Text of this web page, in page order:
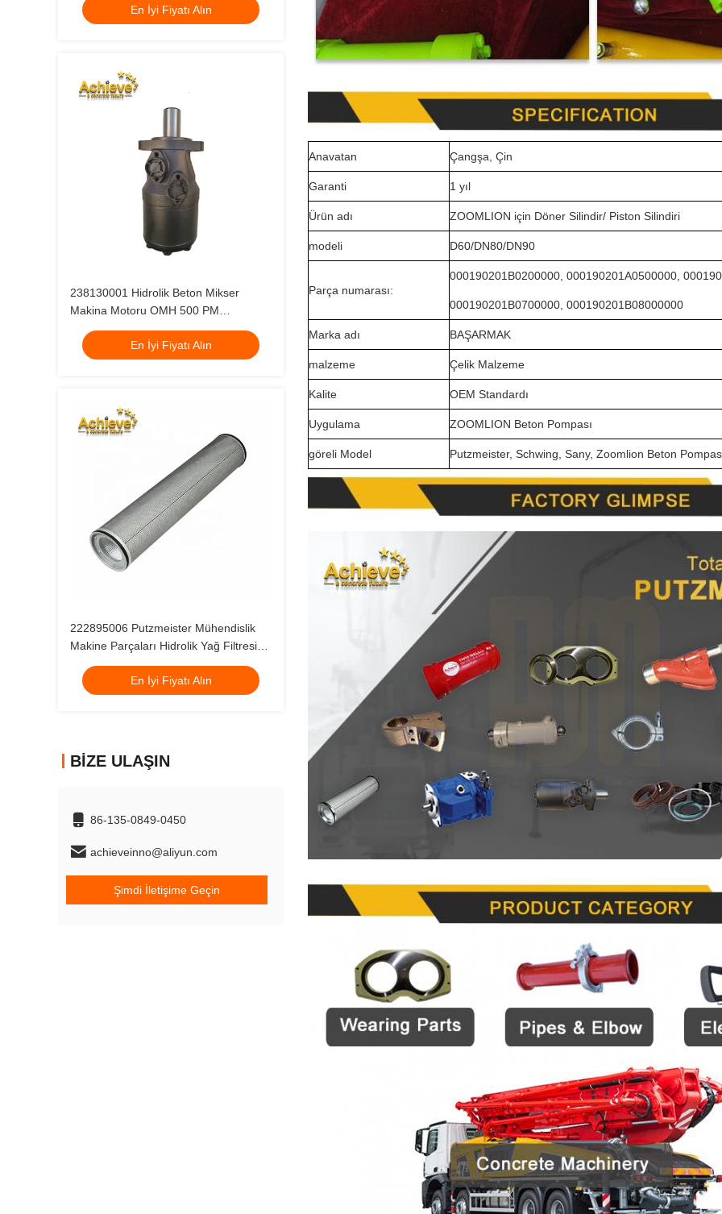
En İyi Fiyatı Alın
238130001 Hidrolik Beton Mikser
Makina Motoru OMH 500 PM
Putzmeister
En İyi Fiyatı Alın
222895006 Putzmeister Mühendislik
Makine Parçaları Hidrolik Yağ Filtresi
Elemanı
En İyi Fiyatı Alın
BIZE ULAŞIN
86-135-0849-0450
achieveinno@aliyun.com
Şimdi İletişime Geçin
Anavatan Çangşa, Çin
Garanti 1 yıl
Ürün adı ZOOMLION için Döner Silindir/ Piston Silindiri
modeli D60/DN80/DN90
Parça numarası:
000190201B0200000, 000190201A0500000,
000190201B0700000, 000190201B08000000
Marka adı BAŞARMAK
malzeme Çelik Malzeme
Kalite OEM Standardı
Uygulama ZOOMLION Beton Pompası
göreli Model Putzmeister, Schwing, Sany, Zoomlion Beton